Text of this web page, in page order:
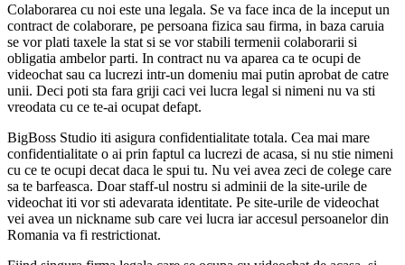
Colaborarea cu noi este una legala. Se va face inca de la inceput un
contract de colaborare, pe persoana fizica sau firma, in baza caruia
se vor plati taxele la stat si se vor stabili termenii colaborarii si
obligatia ambelor parti. In contract nu va aparea ca te ocupi de
videochat sau ca lucrezi intr-un domeniu mai putin aprobat de catre
unii. Deci poti sta fara griji caci vei lucra legal si nimeni nu va sti
vreodata cu ce te-ai ocupat defapt.
BigBoss Studio iti asigura confidentialitate totala. Cea mai mare
confidentialitate o ai prin faptul ca lucrezi de acasa, si nu stie nimeni
cu ce te ocupi decat daca le spui tu. Nu vei avea zeci de colege care
sa te barfeasca. Doar staff-ul nostru si adminii de la site-urile de
videochat iti vor sti adevarata identitate. Pe site-urile de videochat
vei avea un nickname sub care vei lucra iar accesul persoanelor din
Romania va fi restrictionat.